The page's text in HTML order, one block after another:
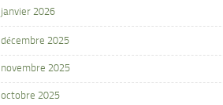
janvier 2026
décembre 2025
novembre 2025
octobre 2025